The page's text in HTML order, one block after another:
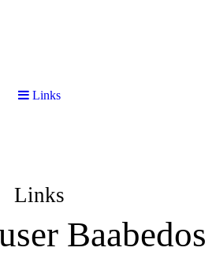
Links
Baabedos
Links